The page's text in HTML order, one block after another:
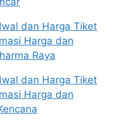
dan Harga Tiket
Harga dan
Raya
dan Harga Tiket
Harga dan